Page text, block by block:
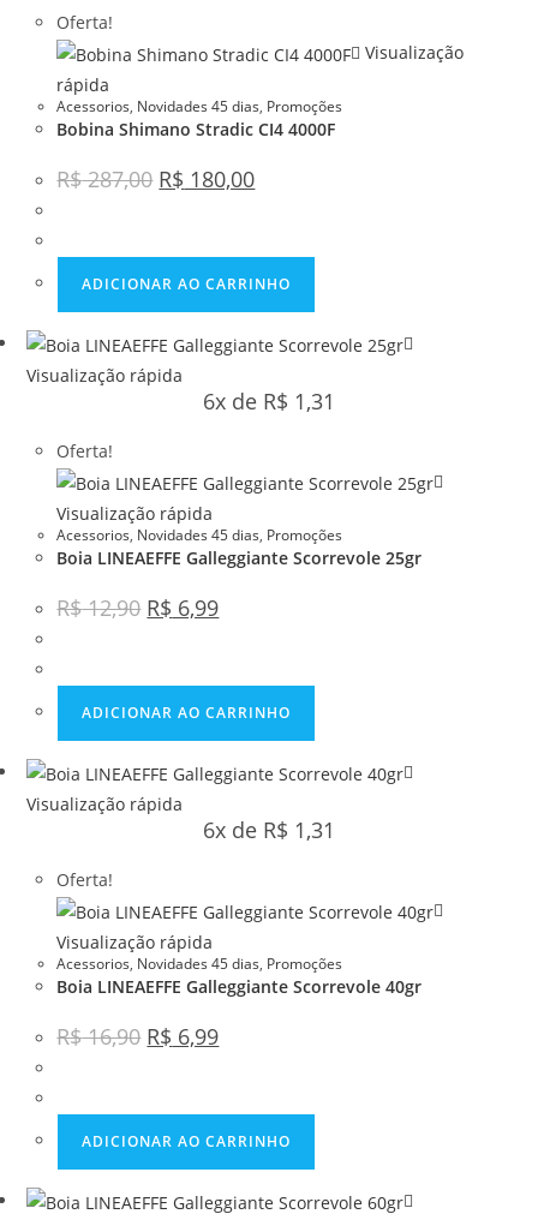
Oferta!
Visualização
rápida
Acessorios, Novidades 45 dias, Promoções
Bobina Shimano Stradic CI4 4000F
R$287,00 R$ 180,00
ADICIONAR AO CARRINHO
Visualização rápida
6x de R$ 1,31
Oferta!
Visualização rápida
Acessorios, Novidades 45 dias, Promoções
Boia LINEAEFFE Galleggiante Scorrevole 25gr
R$12,90 R$ 6,99
ADICIONAR AO CARRINHO
Visualização rápida
6x de R$ 1,31
Oferta!
Visualização rápida
Acessorios, Novidades 45 dias, Promoções
Boia LINEAEFFE Galleggiante Scorrevole 40gr
R$16,90 R$ 6,99
ADICIONAR AO CARRINHO